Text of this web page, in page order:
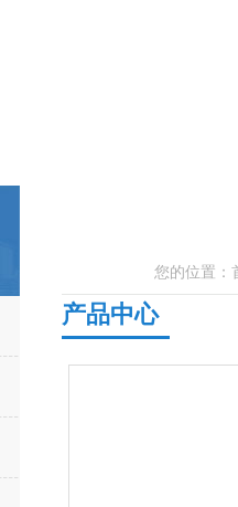
您的位置：
产品中心